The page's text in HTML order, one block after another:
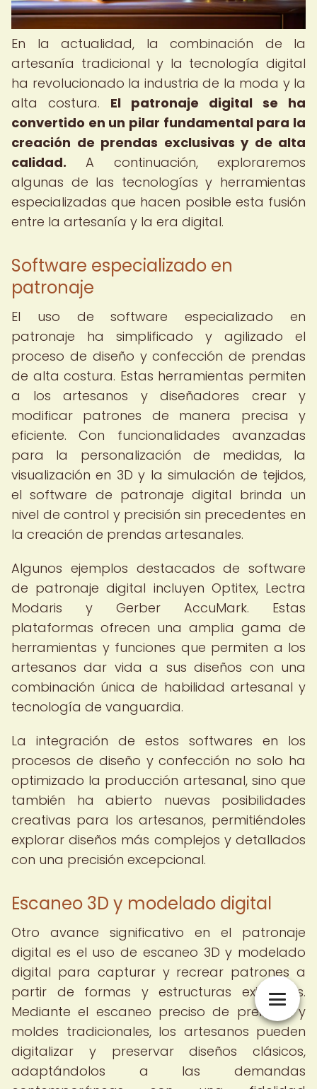
En la actualidad, la combinación de la
artesanía tradicional y la tecnología digital
ha revolucionado la industria de la moda y la
alta costura. El patronaje digital se ha
convertido en un pilar fundamental para la
creación de prendas exclusivas y de alta
calidad. A continuación, exploraremos
algunas de las tecnologías y herramientas
especializadas que hacen posible esta fusión
entre la artesanía y la era digital.
Software especializado en
patronaje
El uso de software especializado en
patronaje ha simplificado y agilizado el
proceso de diseño y confección de prendas
de alta costura. Estas herramientas permiten
a los artesanos y diseñadores crear y
modificar patrones de manera precisa y
eficiente. Con funcionalidades avanzadas
para la personalización de medidas, la
visualización en 3D y la simulación de tejidos,
el software de patronaje digital brinda un
nivel de control y precisión sin precedentes en
la creación de prendas artesanales.
Algunos ejemplos destacados de software
de patronaje digital incluyen Optitex, Lectra
Modaris y Gerber AccuMark. Estas
plataformas ofrecen una amplia gama de
herramientas y funciones que permiten a los
artesanos dar vida a sus diseños con una
combinación única de habilidad artesanal y
tecnología de vanguardia.
La integración de estos softwares en los
procesos de diseño y confección no solo ha
optimizado la producción artesanal, sino que
también ha abierto nuevas posibilidades
creativas para los artesanos, permitiéndoles
explorar diseños más complejos y detallados
con una precisión excepcional.
Escaneo 3D y modelado digital
Otro avance significativo en el patronaje
digital es el uso de escaneo 3D y modelado
digital para capturar y recrear patrones a
partir de formas y estructuras existentes.
Mediante el escaneo preciso de prendas y
moldes tradicionales, los artesanos pueden
digitalizar y preservar diseños clásicos,
adaptándolos a las demandas